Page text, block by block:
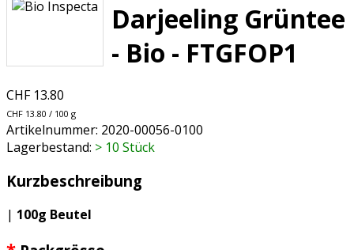
Darjeeling Grüntee
- Bio - FTGFOP1
CHF 13.80
CHF 13.80 / 100 g
Artikelnummer: 2020-00056-0100
Lagerbestand: > 10 Stück
Kurzbeschreibung
| 100g Beutel